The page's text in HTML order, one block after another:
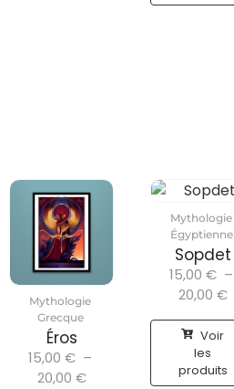
Mythologie
Grecque
Éros
15,00 € –
20,00 €
Mythologie
Égyptienne
Sopdet
15,00 € –
20,00 €
Voir
les
produits